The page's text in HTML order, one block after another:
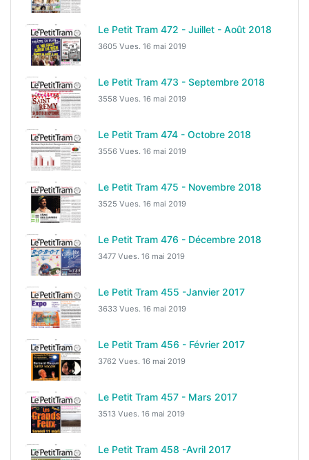
Le Petit Tram 472 - Juillet - Août 2018
3605 Vues. 16 mai 2019
Le Petit Tram 473 - Septembre 2018
3558 Vues. 16 mai 2019
Le Petit Tram 474 - Octobre 2018
3556 Vues. 16 mai 2019
Le Petit Tram 475 - Novembre 2018
3525 Vues. 16 mai 2019
Le Petit Tram 476 - Décembre 2018
3477 Vues. 16 mai 2019
Le Petit Tram 455 -Janvier 2017
3633 Vues. 16 mai 2019
Le Petit Tram 456 - Février 2017
3762 Vues. 16 mai 2019
Le Petit Tram 457 - Mars 2017
3513 Vues. 16 mai 2019
Le Petit Tram 458 -Avril 2017